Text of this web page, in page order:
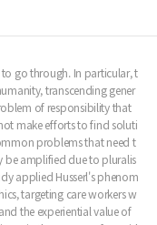
to go through. In particular, t
transcending gener
of responsibility that
make efforts to find soluti
problems that need t
be amplified due to pluralis
applied Husserl's phenom
targeting care workers w
the experiential value of